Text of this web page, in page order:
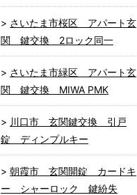
さいたま市桜区 アパート玄
関 鍵交換 2ロック同一
さいたま市緑区 アパート玄
関 鍵交換 MIWA PMK
川口市 玄関鍵交換 引戸
錠 ディンプルキー
朝霞市 玄関開錠 カードキ
ー シャーロック 鍵紛失